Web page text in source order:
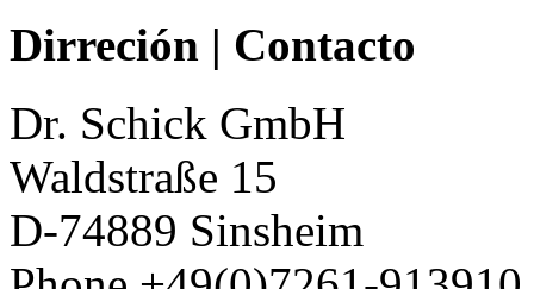
Dirreción | Contacto
Dr. Schick GmbH
Waldstraße 15
D-74889 Sinsheim